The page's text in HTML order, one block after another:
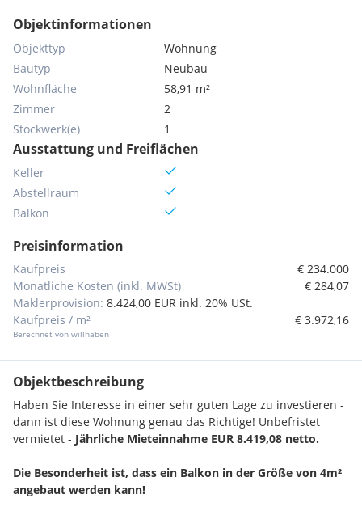
Objektinformationen
Objekttyp
Wohnung
Bautyp
Neubau
Wohnfläche
58,91 m²
Zimmer
2
Stockwerk(e)
1
Ausstattung und Freiflächen
Keller
Abstellraum
Balkon
Preisinformation
Kaufpreis
€ 234.000
Monatliche Kosten (inkl. MWSt)
€ 284,07
Maklerprovision: 8.424,00 EUR inkl. 20% USt.
Kaufpreis / m²
Berechnet von willhaben
€ 3.972,16
Objektbeschreibung
Haben Sie Interesse in einer sehr guten Lage zu investieren -
dann ist diese Wohnung genau das Richtige! Unbefristet
vermietet - Jährliche Mieteinnahme EUR 8.419,08 netto.
Die Besonderheit ist, dass ein Balkon in der Größe von 4m²
angebaut werden kann!